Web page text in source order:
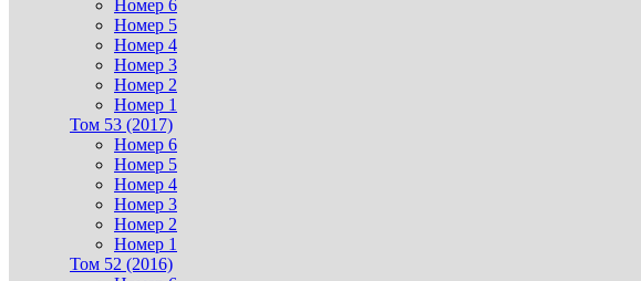
Номер 6
Номер 5
Номер 4
Номер 3
Номер 2
Номер 1
Том 53 (2017)
Номер 6
Номер 5
Номер 4
Номер 3
Номер 2
Номер 1
Том 52 (2016)